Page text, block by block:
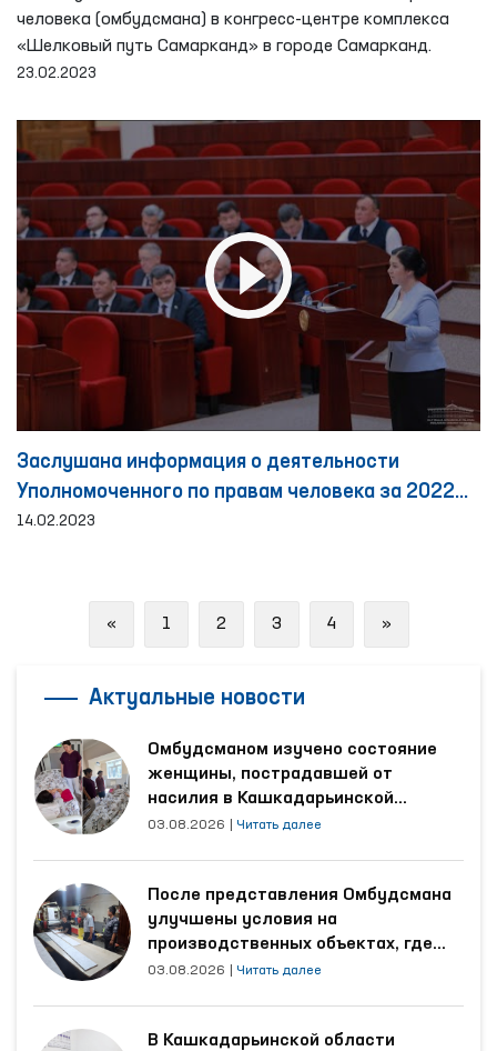
человека (омбудсмана) в конгресс-центре комплекса
«Шелковый путь Самарканд» в городе Самарканд.
23.02.2023
Заслушана информация о деятельности
Уполномоченного по правам человека за 2022
год
14.02.2023
«Previous
1 2 3 4 »Next
Актуальные новости
Омбудсманом изучено состояние
женщины, пострадавшей от
насилия в Кашкадарьинской
области
03.08.2026 Читать далее
После представления Омбудсмана
улучшены условия на
производственных объектах, где
трудятся осуждённые
03.08.2026 Читать далее
В Кашкадарьинской области